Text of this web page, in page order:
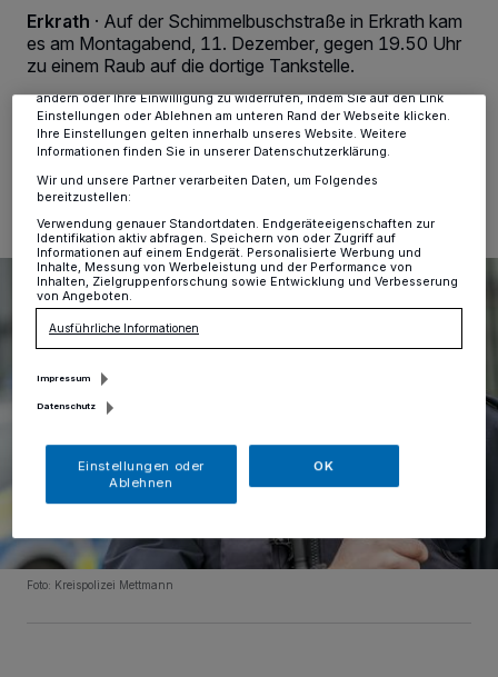
Erkrath · Auf der Schimmelbuschstraße in Erkrath kam
es am Montagabend, 11. Dezember, gegen 19.50 Uhr
zu einem Raub auf die dortige Tankstelle.
12.12.2023 , 10:37 Uhr Eine Minute Lesezeit
Foto: Kreispolizei Mettmann
verarbeiten Daten, um Ihnen Dienste bereitzustellen“ aufgeführten
Zwecke. Wenn Tracker deaktiviert sind, sind manche Inhalte und
Anzeigen möglicherweise nicht mehr so relevant für Sie. Sie können
ändern oder Ihre Einwilligung zu widerrufen, indem Sie auf den Link
Einstellungen oder Ablehnen am unteren Rand der Webseite klicken.
Ihre Einstellungen gelten innerhalb unseres Website. Weitere
Informationen finden Sie in unserer Datenschutzerklärung.
Wir und unsere Partner verarbeiten Daten, um Folgendes
bereitzustellen:
Verwendung genauer Standortdaten. Endgeräteeigenschaften zur
Identifikation aktiv abfragen. Speichern von oder Zugriff auf
Informationen auf einem Endgerät. Personalisierte Werbung und
Inhalte, Messung von Werbeleistung und der Performance von
Inhalten, Zielgruppenforschung sowie Entwicklung und Verbesserung
von Angeboten.
Ausführliche Informationen
Impressum
Datenschutz
Einstellungen oder
Ablehnen
OK